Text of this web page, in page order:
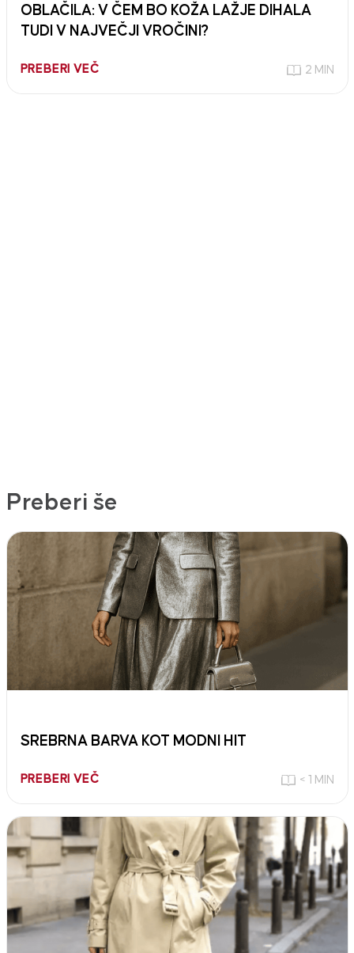
OBLAČILA: V ČEM BO KOŽA LAŽJE DIHALA
TUDI V NAJVEČJI VROČINI?
PREBERI VEČ 2 MIN
Preberi še
SREBRNA BARVA KOT MODNI HIT
PREBERI VEČ < 1 MIN